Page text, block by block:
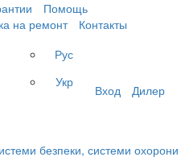
Помощь
на ремонт
Контакты
Рус
Укр
Вход Дилер